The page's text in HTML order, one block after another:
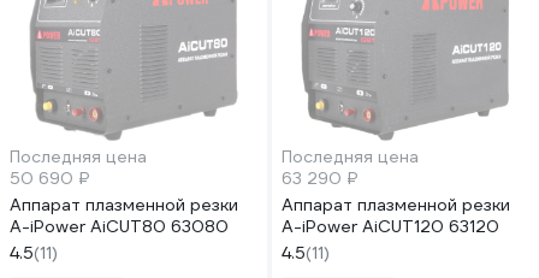
Последняя цена
50 690 ₽
Аппарат плазменной резки
A-iPower AiCUT80 63080
4.5(11)
Последняя цена
63 290 ₽
Аппарат плазменной резки
A-iPower AiCUT120 63120
4.5(11)